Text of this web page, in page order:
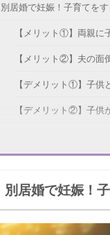
別居婚で妊娠！子育てを
【メリット①】両親に
【メリット②】夫の面
【デメリット①】子供
【デメリット②】子供
1人で子育てをする自
家族で過ごす時間を大
別居婚で妊娠！